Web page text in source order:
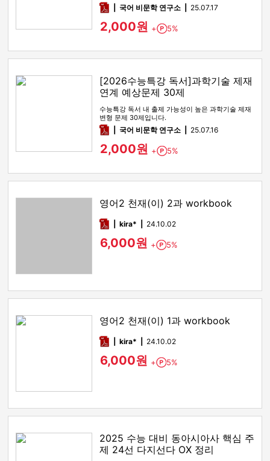
pdf국어 비문학 연구소 25.07.17
2,000원 + Point
5%
[2026수능특강 독서]과학기술 제재
연계 예상문제 30제
수능특강 독서 내 출제 가능성이 높은 과학기술 제재
변형 문제 30제입니다.
pdf국어 비문학 연구소 25.07.16
2,000원 + Point
5%
영어2 천재(이) 2과 workbook
pdfkira* 24.10.02
6,000원 + Point
5%
영어2 천재(이) 1과 workbook
pdfkira* 24.10.02
6,000원 + Point
5%
2025 수능 대비 동아시아사 핵심 주
제 24선 다지선다 OX 정리